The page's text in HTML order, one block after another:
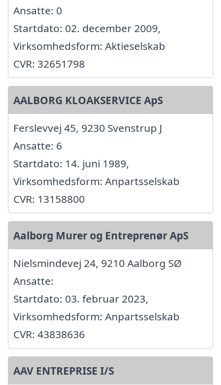
Ansatte: 0
Startdato: 02. december 2009,
Virksomhedsform: Aktieselskab
CVR: 32651798
AALBORG KLOAKSERVICE ApS
Ferslevvej 45, 9230 Svenstrup J
Ansatte: 6
Startdato: 14. juni 1989,
Virksomhedsform: Anpartsselskab
CVR: 13158800
Aalborg Murer og Entreprenør ApS
Nielsmindevej 24, 9210 Aalborg SØ
Ansatte:
Startdato: 03. februar 2023,
Virksomhedsform: Anpartsselskab
CVR: 43838636
AAV ENTREPRISE I/S